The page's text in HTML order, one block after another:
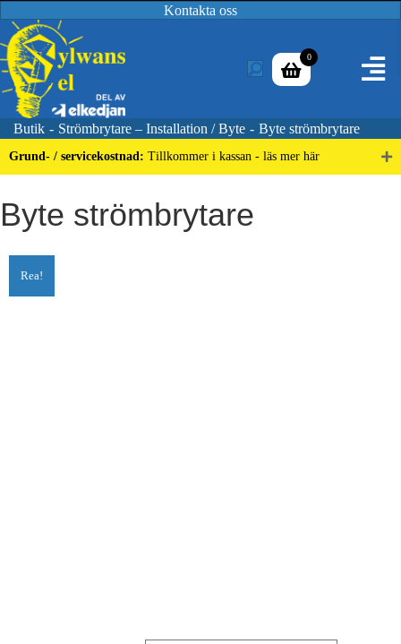
Kontakta oss
0
Butik - Strömbrytare – Installation / Byte - Byte strömbrytare
Grund- / servicekostnad: Tillkommer i kassan - läs mer här
Byte strömbrytare
Rea!